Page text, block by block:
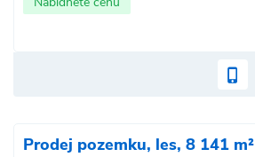
Prodej pozemku, les, 8 141 m²